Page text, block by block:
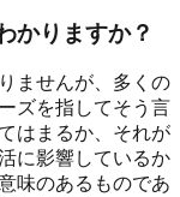
かりますか？
ませんが、多くの
ズを指してそう言
はまるか、それが
に影響しているか
味のあるものであ